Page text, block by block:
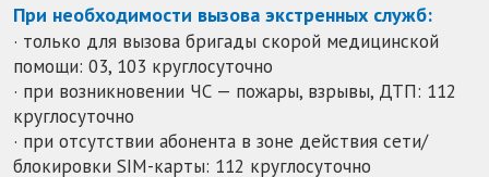
При необходимости вызова экстренных служб:
· только для вызова бригады скорой медицинской
помощи: 03, 103 круглосуточно
· при возникновении ЧС — пожары, взрывы, ДТП: 112
круглосуточно
· при отсутствии абонента в зоне действия сети/
блокировки SIM-карты: 112 круглосуточно